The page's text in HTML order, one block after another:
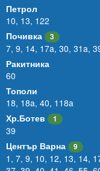
Петрол
10, 13, 122
Почивка
3
7, 9, 14, 17a, 30, 31a,
Ракитника
60
Тополи
18, 18a, 40, 118a
Хр.Ботев
1
39
Център Варна
9
1 , 7, 9, 10, 12, 13, 14,